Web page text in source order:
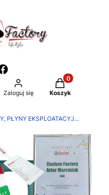
Zaloguj się
Produkty w
Koszyk
OLEJE, FILTRY, PŁYNY EKSPLOATACYJNE